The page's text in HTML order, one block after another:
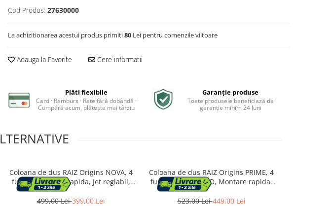
Cod Produs: 27630000
La achizitionarea acestui produs primiti80 Lei pentru comenzile viitoare
Adauga la Favorite Cere informatii
Plăti flexibile
Card · Ramburs · Rate fără dobândă ·
Cumpără acum, plătește mai târziu
Garanție produse
Toate produsele beneficiază de
garanție minim 24 luni
Coloana de dus RAIZ Origins NOVA, 4
functii, Montare rapida, Jet reglabil,
Presiune ridicata, Para de dus, Dus fix
cu functie ploaie, Functie bideu, Gri
499,00 Lei399,00 Lei
Coloana de dus RAIZ Origins PRIME, 4
functii, Display LCD, Montare rapida,
Jet reglabil, Para de dus, Dus fix cu
functie ploaie, Functie bideu, Gri lucios
523,00 Lei449,00 Lei